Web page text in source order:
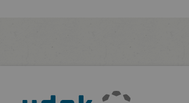
Fußleisten-